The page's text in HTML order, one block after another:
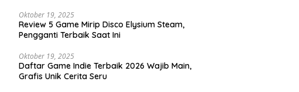
Oktober 19, 2025
Review 5 Game Mirip Disco Elysium Steam,
Pengganti Terbaik Saat Ini
Oktober 19, 2025
Daftar Game Indie Terbaik 2026 Wajib Main,
Grafis Unik Cerita Seru